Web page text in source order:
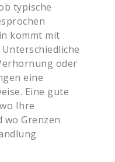
typische
kommt mit
oder
eine
Eine gute
Ihre
wo Grenzen